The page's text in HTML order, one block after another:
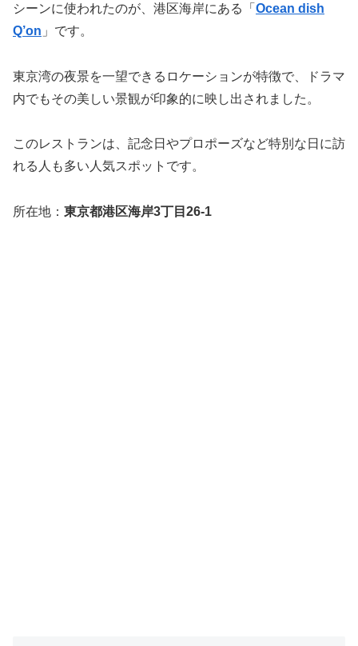
シーンに使われたのが、港区海岸にある「 Ocean dish
Q’on 」です。
東京湾の夜景を一望できるロケーションが特徴で、ドラマ
内でもその美しい景観が印象的に映し出されました。
このレストランは、記念日やプロポーズなど特別な日に訪
れる人も多い人気スポットです。
所在地： 東京都港区海岸3丁目26-1